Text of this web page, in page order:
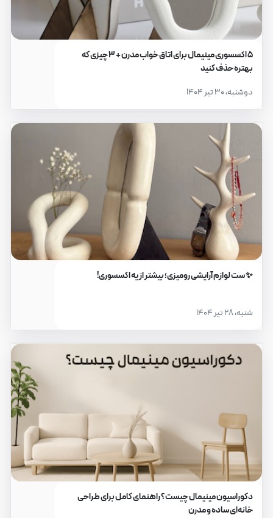
۵ اکسسوری مینیمال برای اتاق خواب مدرن + ۳ چیزی که
بهتره حذف کنید
دوشنبه، ۳۰ تیر ۱۴۰۴
✨ ست لوازم آرایشی رومیزی؛ بیشتر از یه اکسسوری!
شنبه، ۲۸ تیر ۱۴۰۴
دکوراسیون مینیمال چیست؟ راهنمای کامل برای طراحی
خانه‌ای ساده و مدرن